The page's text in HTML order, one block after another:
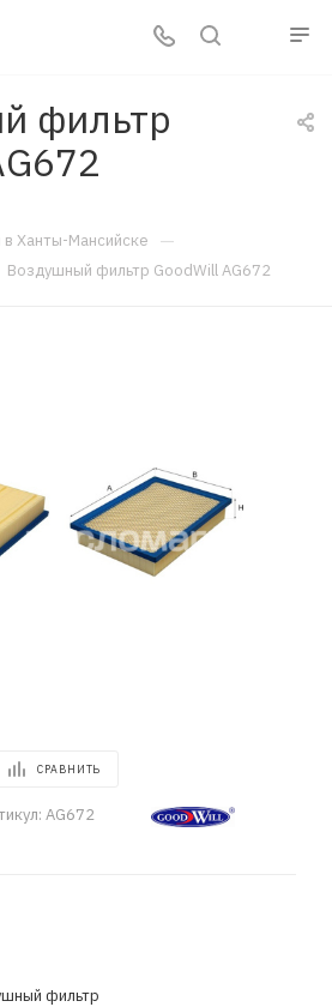
фильтр
Ханты-Мансийске —
Воздушный фильтр GoodWill AG672
СРАВНИТЬ
AG672
фильтр